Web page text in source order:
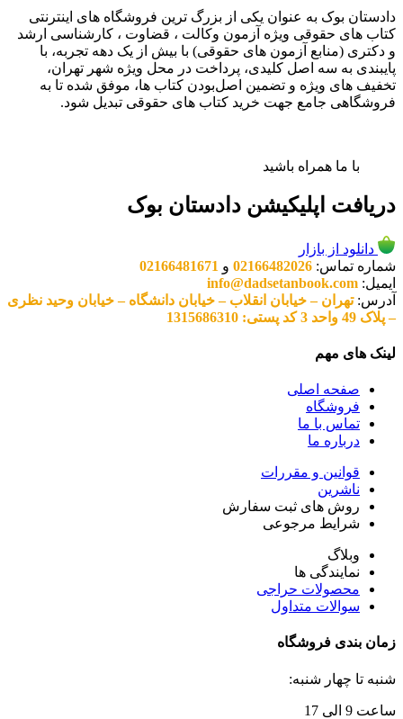
دادستان بوک به عنوان یکی از بزرگ ترین فروشگاه های اینترنتی
کتاب های حقوقی ویژه آزمون وکالت ، قضاوت ، کارشناسی ارشد
و دکتری (منابع آزمون های حقوقی) با بیش از یک دهه تجربه، با
پایبندی به سه اصل کلیدی، پرداخت در محل ویژه شهر تهران،
تخفیف های ویژه و تضمین اصل‌بودن کتاب ها، موفق شده تا به
فروشگاهی جامع جهت خرید کتاب های حقوقی تبدیل شود.
با ما همراه باشید
دریافت اپلیکیشن دادستان بوک
دانلود از بازار
شماره تماس: 02166482026 و 02166481671
ایمیل: info@dadsetanbook.com
آدرس:تهران – خیابان انقلاب – خیابان دانشگاه – خیابان وحید نظری
– پلاک 49 واحد 3 کد پستی: 1315686310
لینک های مهم
صفحه اصلی
فروشگاه
تماس با ما
درباره ما
قوانین و مقررات
ناشرین
روش های ثبت سفارش
شرایط مرجوعی
وبلاگ
نمایندگی ها
محصولات حراجی
سوالات متداول
زمان بندی فروشگاه
شنبه تا چهار شنبه:
ساعت 9 الی 17